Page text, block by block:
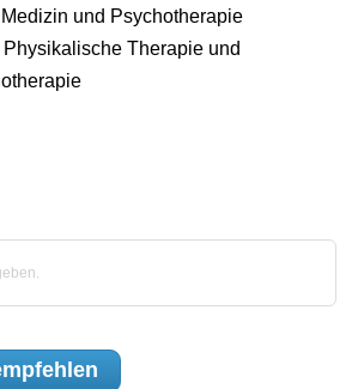
und Psychotherapie
Therapie und